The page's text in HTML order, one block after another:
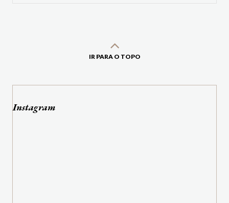
IR PARA O TOPO
Instagram